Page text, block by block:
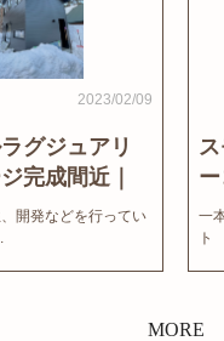
2023/02/09
グジュアリ
完成間近｜
開発などを行ってい
一
ト
MORE